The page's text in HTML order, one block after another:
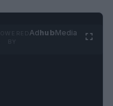
AdhubMedia